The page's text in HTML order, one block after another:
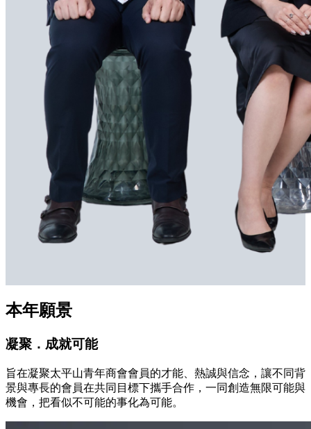
本年願景
凝聚．成就可能
旨在凝聚太平山青年商會會員的才能、熱誠與信念，讓不同背
景與專長的會員在共同目標下攜手合作，一同創造無限可能與
機會，把看似不可能的事化為可能。